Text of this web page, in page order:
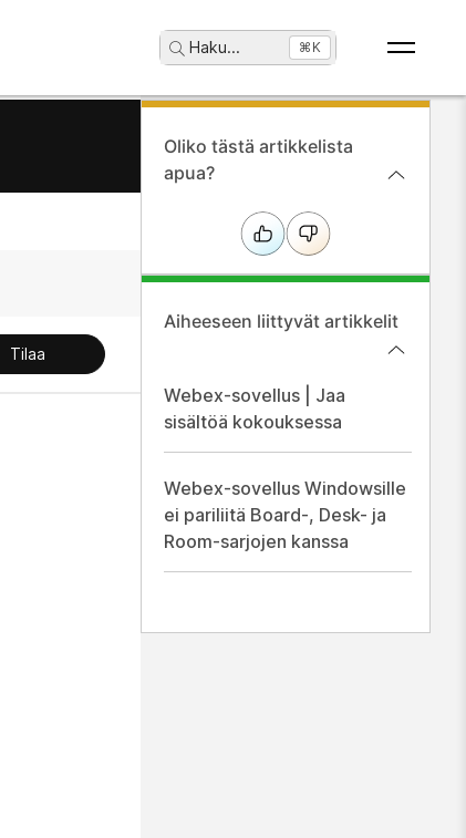
Haku... ⌘K
Tilaa
Oliko tästä artikkelista
apua?
Aiheeseen liittyvät artikkelit
Webex-sovellus | Jaa
sisältöä kokouksessa
Webex-sovellus Windowsille
ei pariliitä Board-, Desk- ja
Room-sarjojen kanssa